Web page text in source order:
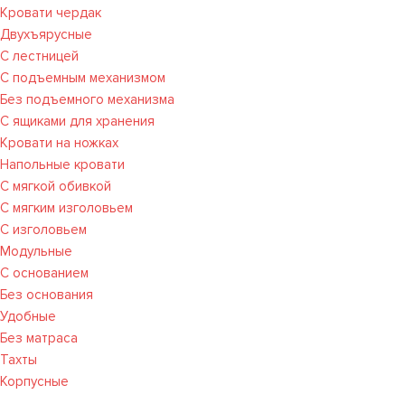
Кровати чердак
Двухъярусные
С лестницей
С подъемным механизмом
Без подъемного механизма
С ящиками для хранения
Кровати на ножках
Напольные кровати
С мягкой обивкой
С мягким изголовьем
С изголовьем
Модульные
С основанием
Без основания
Удобные
Без матраса
Тахты
Корпусные